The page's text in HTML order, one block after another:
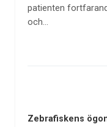
patienten
och…
Zebrafiskens